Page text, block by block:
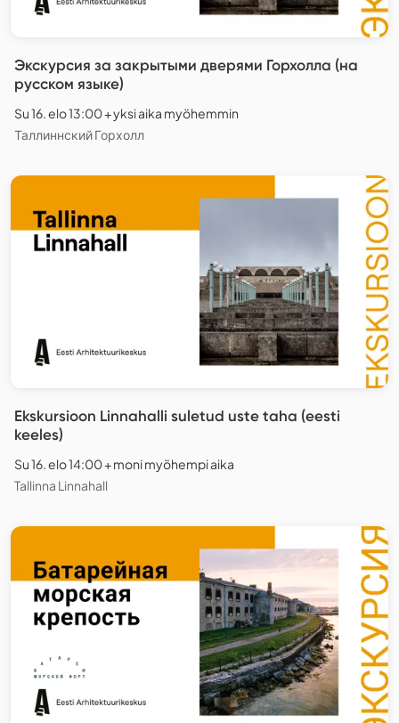
Экскурсия за закрытыми дверями Горхолла (на
русском языке)
Su 16. elo 13:00 + yksi aika myöhemmin
Таллиннский Горхолл
Ekskursioon Linnahalli suletud uste taha (eesti
keeles)
Su 16. elo 14:00 + moni myöhempi aika
Tallinna Linnahall